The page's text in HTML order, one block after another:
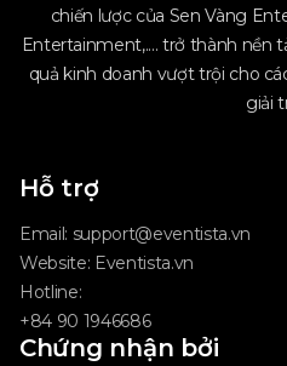
chiến lược của Sen Vàng
Entertainment,.... trở thành nền
quả kinh doanh vượt trội cho
giải
Hỗ trợ
Email: support@eventista.vn
Website: Eventista.vn
Hotline:
+84 90 1946686
Chứng nhận bởi